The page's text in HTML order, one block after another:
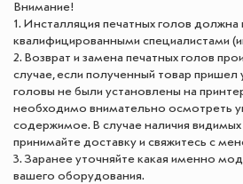
Внимание!
1. Инсталляция печатных голов должна
квалифицированными специалистами
2. Возврат и замена печатных голов
случае, если полученный товар
головы не были установлены на
необходимо внимательно осмотреть
содержимое. В случае наличия
принимайте доставку и свяжитесь с
3. Заранее уточняйте какая именно
вашего оборудования.